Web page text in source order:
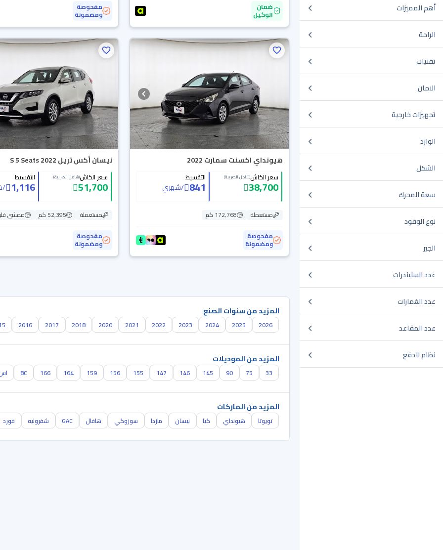
أهم المميزات
الراحة
تقنيات
الامان
تجهيزات خارجية
الوارد
الشكل
سعة المحرك
نوع الوقود
الجير
عدد السليندرات
عدد الغمارات
عدد المقاعد
نظام الدفع
ضمان
الوكيل
مفحوصة
ومضمونة
هيونداي اكسنت سمارت 2022
سعر الكاش(شامل الضريبة)
38,700
التقسيط
841
/شهري
مستعملة
172,768 كم
مفحوصة
ومضمونة
نيسان أكس تريل S 5 Seats 2022
سعر الكاش(شامل الضريبة)
51,700
التقسيط
1,116
/
مستعملة 52,395 كم
ممشى
مفحوصة
ومضمونة
المزيد من سنوات الصنع
2026
2025
2024
2023
2022
2021
2020
2018
2017
2016
المزيد من الموديلات
33
75
90
145
146
147
155
156
159
164
166
8C
المزيد من الماركات
تويوتا هيونداي كيا نيسان مازدا سوزوكي هافال GAC شفروليه فورد